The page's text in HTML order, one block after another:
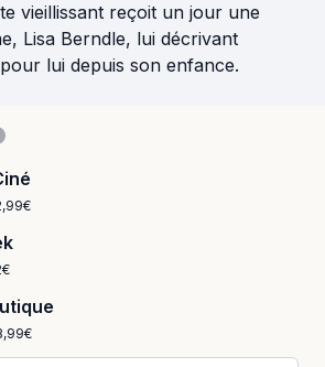
vieillissant reçoit un jour une
Lisa Berndle, lui décrivant
lui depuis son enfance.